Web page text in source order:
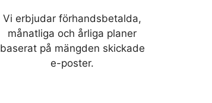
Vi erbjudar förhandsbetalda,
månatliga och årliga planer
baserat på mängden skickade
e-poster.